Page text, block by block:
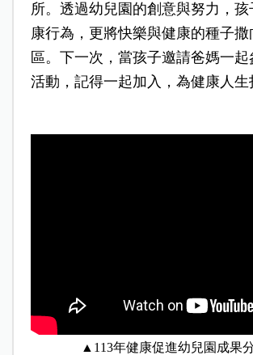
所。透過幼兒園的創意與努力，
康行為，更將快樂與健康的種子撒
區。下一次，當孩子邀請爸媽一
活動，記得一起加入，為健康人生
▲113年健康促進幼兒園成果